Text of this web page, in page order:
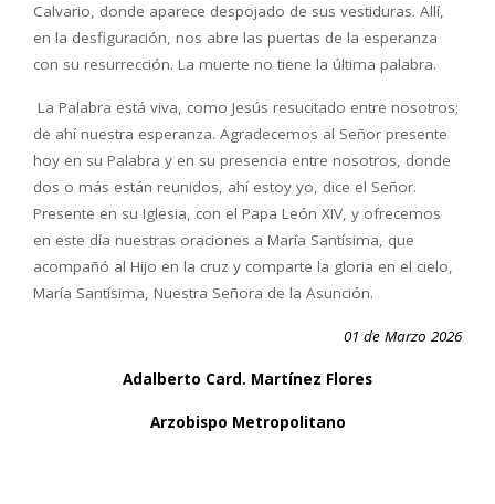
Calvario, donde aparece despojado de sus vestiduras. Allí,
en la desfiguración, nos abre las puertas de la esperanza
con su resurrección. La muerte no tiene la última palabra.
La Palabra está viva, como Jesús resucitado entre nosotros;
de ahí nuestra esperanza. Agradecemos al Señor presente
hoy en su Palabra y en su presencia entre nosotros, donde
dos o más están reunidos, ahí estoy yo, dice el Señor.
Presente en su Iglesia, con el Papa León XIV, y ofrecemos
en este día nuestras oraciones a María Santísima, que
acompañó al Hijo en la cruz y comparte la gloria en el cielo,
María Santísima, Nuestra Señora de la Asunción.
01 de Marzo 2026
Adalberto Card. Martínez Flores
Arzobispo Metropolitano